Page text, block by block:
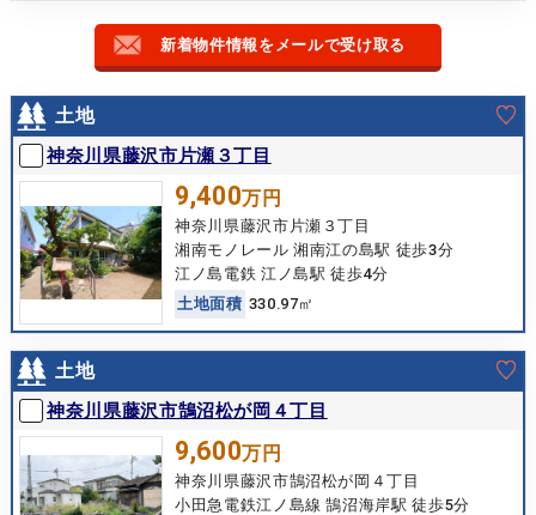
新着物件情報をメールで受け取る
土地
神奈川県藤沢市片瀬３丁目
9,400万円
神奈川県藤沢市片瀬３丁目
湘南モノレール 湘南江の島駅 徒歩3分
江ノ島電鉄 江ノ島駅 徒歩4分
土地面積 330.97㎡
土地
神奈川県藤沢市鵠沼松が岡４丁目
9,600万円
神奈川県藤沢市鵠沼松が岡４丁目
小田急電鉄江ノ島線 鵠沼海岸駅 徒歩5分